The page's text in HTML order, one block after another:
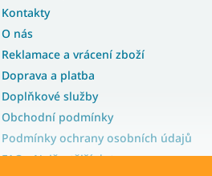
Kontakty
O nás
Reklamace a vrácení zboží
Doprava a platba
Doplňkové služby
Obchodní podmínky
Podmínky ochrany osobních údajů
FAQ - Nejčastější dotazy